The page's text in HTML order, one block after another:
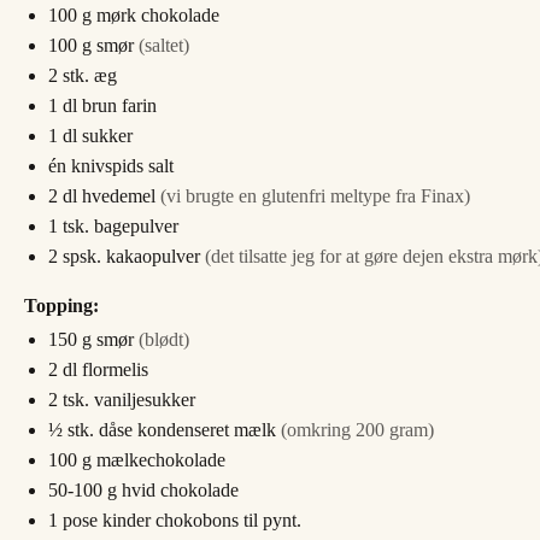
100 g mørk chokolade
100 g smør (saltet)
2 stk. æg
1 dl brun farin
1 dl sukker
én knivspids salt
2 dl hvedemel (vi brugte en glutenfri meltype fra Finax)
1 tsk. bagepulver
2 spsk. kakaopulver (det tilsatte jeg for at gøre dejen ekstra
Topping:
150 g smør (blødt)
2 dl flormelis
2 tsk. vaniljesukker
½ stk. dåse kondenseret mælk (omkring 200 gram)
100 g mælkechokolade
50-100 g hvid chokolade
1 pose kinder chokobons til pynt.